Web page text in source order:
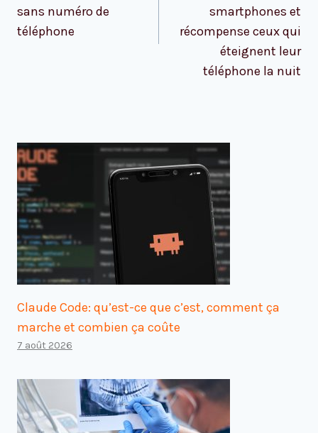
sans numéro de
téléphone
smartphones et
récompense ceux qui
éteignent leur
téléphone la nuit
Claude Code: qu’est-ce que c’est, comment ça
marche et combien ça coûte
7 août 2026